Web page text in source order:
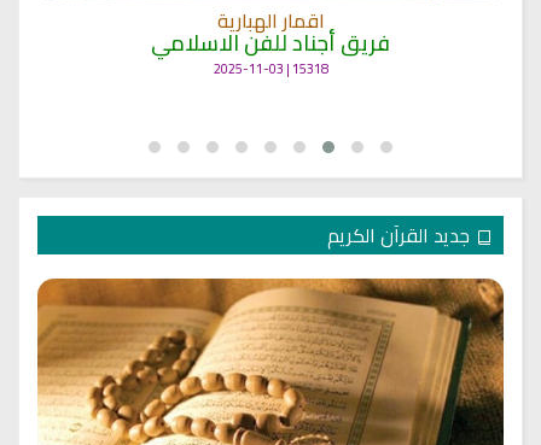
اقمار الهبارية
فريق أجناد للفن الاسلامي
15318 | 2025-11-03
جديد القرآن الكريم